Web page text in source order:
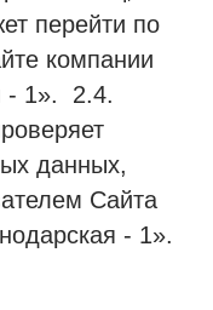
перейти по
компании
- 1». 2.4.
данных,
Сайта
- 1».